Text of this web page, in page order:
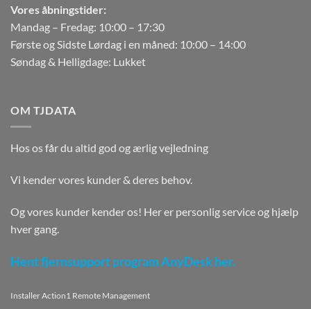
Vores åbningstider:
Mandag – Fredag: 10:00 – 17:30
Første og Sidste Lørdag i en måned: 10:00 – 14:00
Søndag & Helligdage: Lukket
OM TJDATA
Hos os får du altid god og ærlig vejledning
Vi kender vores kunder & deres behov.
Og vores kunder kender os! Her er personlig service og hjælp
hver gang.
Hent fjernsupport program AnyDesk her.
Installer Action1 Remote Management